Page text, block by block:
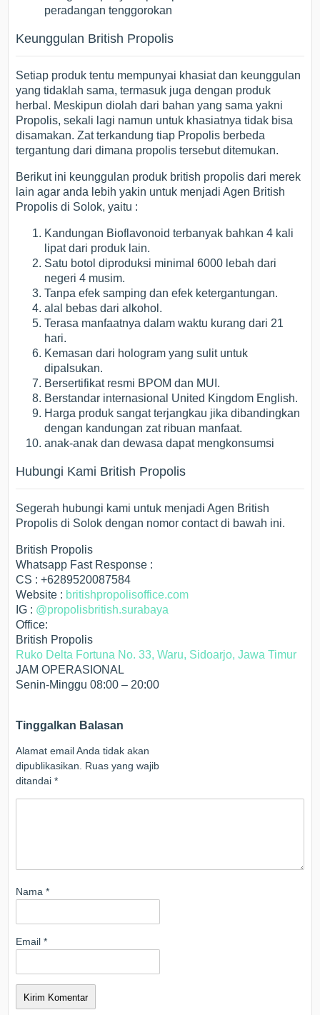
peradangan tenggorokan
Keunggulan British Propolis
Setiap produk tentu mempunyai khasiat dan keunggulan
yang tidaklah sama, termasuk juga dengan produk
herbal. Meskipun diolah dari bahan yang sama yakni
Propolis, sekali lagi namun untuk khasiatnya tidak bisa
disamakan. Zat terkandung tiap Propolis berbeda
tergantung dari dimana propolis tersebut ditemukan.
Berikut ini keunggulan produk british propolis dari merek
lain agar anda lebih yakin untuk menjadi Agen British
Propolis di Solok, yaitu :
Kandungan Bioflavonoid terbanyak bahkan 4 kali
lipat dari produk lain.
Satu botol diproduksi minimal 6000 lebah dari
negeri 4 musim.
Tanpa efek samping dan efek ketergantungan.
alal bebas dari alkohol.
Terasa manfaatnya dalam waktu kurang dari 21
hari.
Kemasan dari hologram yang sulit untuk
dipalsukan.
Bersertifikat resmi BPOM dan MUI.
Berstandar internasional United Kingdom English.
Harga produk sangat terjangkau jika dibandingkan
dengan kandungan zat ribuan manfaat.
anak-anak dan dewasa dapat mengkonsumsi
Hubungi Kami British Propolis
Segerah hubungi kami untuk menjadi Agen British
Propolis di Solok dengan nomor contact di bawah ini.
British Propolis
Whatsapp Fast Response :
CS : +6289520087584
Website : britishpropolisoffice.com
IG : @propolisbritish.surabaya
Office:
British Propolis
Ruko Delta Fortuna No. 33, Waru, Sidoarjo, Jawa Timur
JAM OPERASIONAL
Senin-Minggu 08:00 – 20:00
Tinggalkan Balasan
Alamat email Anda tidak akan
dipublikasikan.
Ruas yang wajib
ditandai*
Nama*
Email*